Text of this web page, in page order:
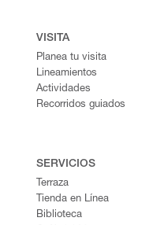
VISITA
Planea tu visita
Lineamientos
Actividades
Recorridos guiados
SERVICIOS
Terraza
Tienda en Línea
Biblioteca